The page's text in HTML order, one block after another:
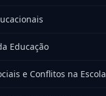
Educação
e Conflitos na Escola